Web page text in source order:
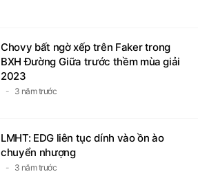
Chovy bất ngờ xếp trên Faker trong
BXH Đường Giữa trước thềm mùa giải
2023
3 năm trước
LMHT: EDG liên tục dính vào ồn ào
chuyển nhượng
3 năm trước